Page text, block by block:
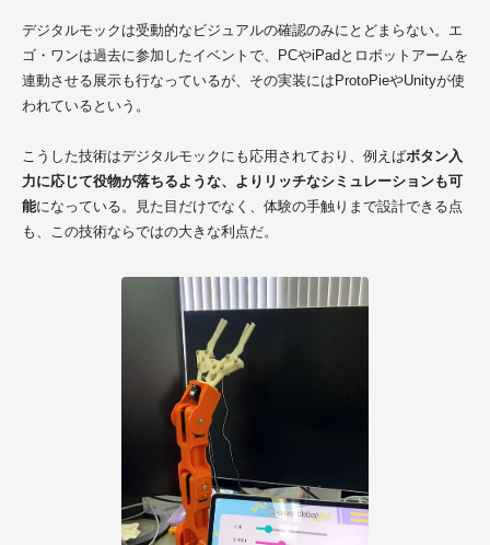
デジタルモックは受動的なビジュアルの確認のみにとどまらない。エ
ゴ・ワンは過去に参加したイベントで、PCやiPadとロボットアームを
連動させる展示も行なっているが、その実装にはProtoPieやUnityが使
われているという。
こうした技術はデジタルモックにも応用されており、例えばボタン入
力に応じて役物が落ちるような、よりリッチなシミュレーションも可
能になっている。見た目だけでなく、体験の手触りまで設計できる点
も、この技術ならではの大きな利点だ。